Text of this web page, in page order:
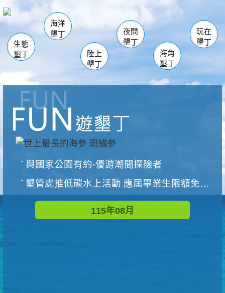
南仁湖
海生館
恆春 佳樂水
龍鑾潭自然中心 森林遊樂區
瓊麻館
關山 墾管處遊客中心
社頂公園 風吹沙
船帆石
白砂 龍磐公園
香蕉灣
砂島
鵝鑾鼻
生態
墾丁
海洋
墾丁
陸上
墾丁
夜間
墾丁
海角
墾丁
玩在
墾丁
與國家公園有約-優游潮間探險者
墾管處推低碳水上活動 應屆畢業生限額免費參加
115年08月